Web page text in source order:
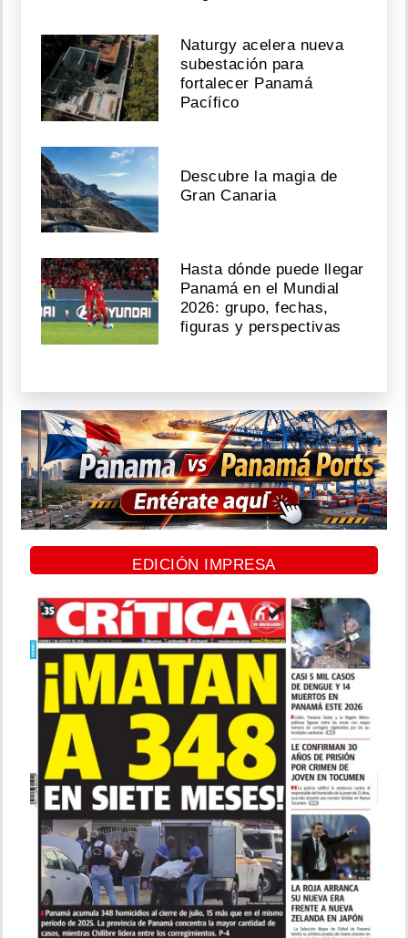
Naturgy acelera nueva
subestación para
fortalecer Panamá
Pacífico
Descubre la magia de
Gran Canaria
Hasta dónde puede llegar
Panamá en el Mundial
2026: grupo, fechas,
figuras y perspectivas
EDICIÓN IMPRESA